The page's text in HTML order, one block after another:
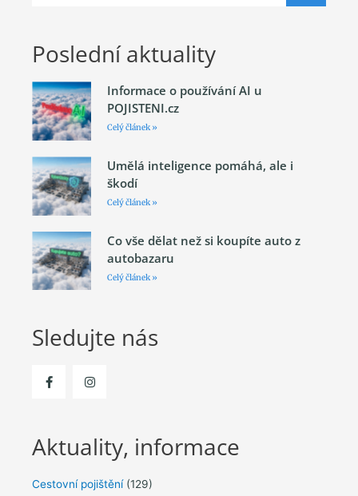
Poslední aktuality
Informace o používání AI u
POJISTENI.cz
Celý článek »
Umělá inteligence pomáhá, ale i
škodí
Celý článek »
Co vše dělat než si koupíte auto z
autobazaru
Celý článek »
Sledujte nás
Aktuality, informace
Cestovní pojištění(129)